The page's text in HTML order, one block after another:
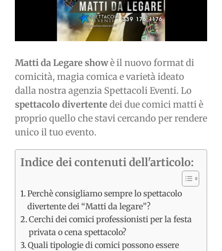
Matti da Legare showè il nuovo format di
comicità, magia comica e varietà ideato
dalla nostra agenzia Spettacoli Eventi. Lo
spettacolo divertente dei due comici matti è
proprio quello che stavi cercando per rendere
unico il tuo evento.
Indice dei contenuti dell'articolo:
Perchè consigliamo sempre lo spettacolo
divertente dei “Matti da legare”?
Cerchi dei comici professionisti per la festa
privata o cena spettacolo?
Quali tipologie di comici possono essere